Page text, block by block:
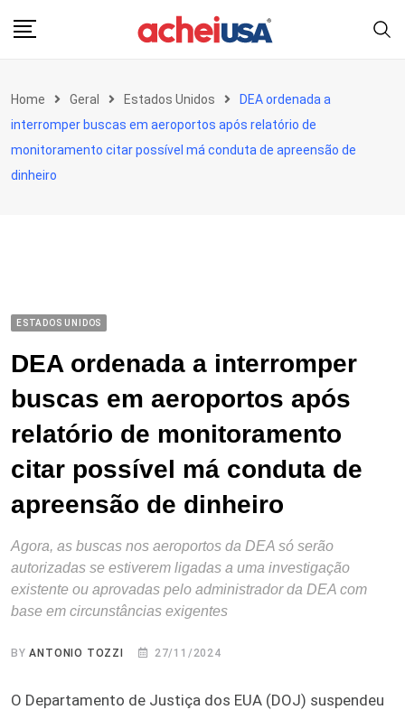
Home Geral Estados Unidos
DEA ordenada a
interromper buscas em aeroportos após relatório de
monitoramento citar possível má conduta de apreensão de
dinheiro
ESTADOS UNIDOS
DEA ordenada a interromper
buscas em aeroportos após
relatório de monitoramento
citar possível má conduta de
apreensão de dinheiro
Agora, as buscas nos aeroportos da DEA só serão
autorizadas se estiverem ligadas a uma investigação
existente ou aprovadas pelo administrador da DEA com
base em circunstâncias exigentes
BYANTONIO TOZZI 27/11/2024
O Departamento de Justiça dos EUA (DOJ) suspendeu